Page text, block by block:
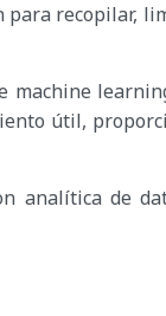
recopilar,
machine
útil,
analítica de